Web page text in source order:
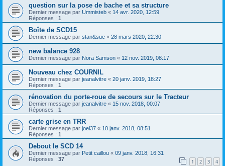
question sur la pose de bache et sa structure
Dernier message par Ummisteb « 14 avr. 2020, 12:59
Réponses : 1
Boîte de SCD15
Dernier message par stan&sue « 28 mars 2020, 22:30
new balance 928
Dernier message par Nora Samson « 12 nov. 2019, 08:17
Nouveau chez COURNIL
Dernier message par jeanalvitre « 20 janv. 2019, 18:27
Réponses : 1
rénovation du porte-roue de secours sur le Tracteur
Dernier message par jeanalvitre « 15 nov. 2018, 00:07
Réponses : 1
carte grise en TRR
Dernier message par joel37 « 10 janv. 2018, 08:51
Réponses : 1
Debout le SCD 14
Dernier message par Petit caillou « 09 janv. 2018, 16:31
Réponses : 37 1 2 3 4